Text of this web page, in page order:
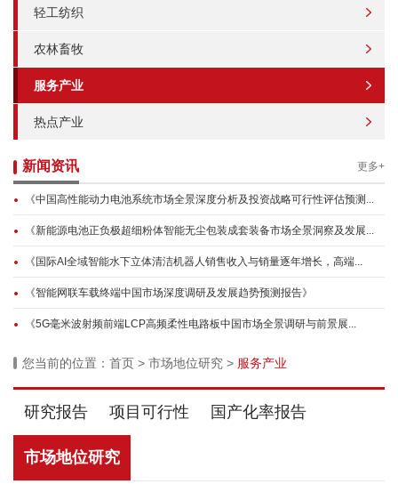
轻工纺织
农林畜牧
服务产业
热点产业
新闻资讯 更多+
《中国高性能动力电池系统市场全景深度分析及投资战略可行性评估预测...
《新能源电池正负极超细粉体智能无尘包装成套装备市场全景洞察及发展...
《国际AI全域智能水下立体清洁机器人销售收入与销量逐年增长，高端...
《智能网联车载终端中国市场深度调研及发展趋势预测报告》
《5G毫米波射频前端LCP高频柔性电路板中国市场全景调研与前景展...
您当前的位置： 首页 > 市场地位研究 > 服务产业
研究报告 项目可行性 国产化率报告
市场地位研究